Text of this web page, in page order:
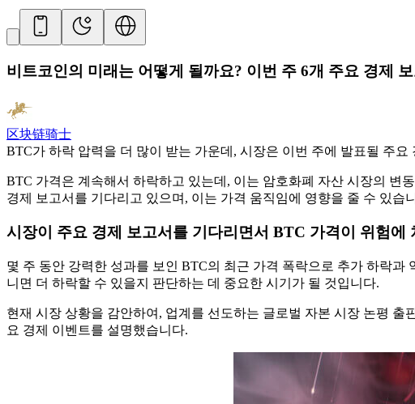
비트코인의 미래는 어떻게 될까요? 이번 주 6개 주요 경제
区块链骑士
BTC가 하락 압력을 더 많이 받는 가운데, 시장은 이번 주에 발표될 주
BTC 가격은 계속해서 하락하고 있는데, 이는 암호화폐 자산 시장의 변
경제 보고서를 기다리고 있으며, 이는 가격 움직임에 영향을 줄 수 있습
시장이 주요 경제 보고서를 기다리면서 BTC 가격이 위험에
몇 주 동안 강력한 성과를 보인 BTC의 최근 가격 폭락으로 추가 하락
니면 더 하락할 수 있을지 판단하는 데 중요한 시기가 될 것입니다.
현재 시장 상황을 감안하여, 업계를 선도하는 글로벌 자본 시장 논평 출
요 경제 이벤트를 설명했습니다.